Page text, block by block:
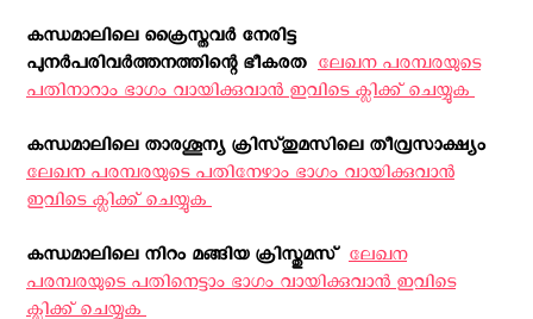
കന്ധമാലിലെ ക്രൈസ്തവര്‍ നേരിട്ട
പുനര്‍പരിവര്‍ത്തനത്തിന്റെ ഭീകരത ‍ ലേഖന പരമ്പരയുടെ
പതിനാറാം ഭാഗം വായിക്കുവാന്‍ ഇവിടെ ക്ലിക്ക് ചെയ്യുക ‍
കന്ധമാലിലെ താരശൂന്യ ക്രിസ്‌തുമസിലെ തീവ്രസാക്ഷ്യം ‍
ലേഖന പരമ്പരയുടെ പതിനേഴാം ഭാഗം വായിക്കുവാന്‍
ഇവിടെ ക്ലിക്ക് ചെയ്യുക ‍
കന്ധമാലിലെ നിറം മങ്ങിയ ക്രിസ്തുമസ് ‍ ലേഖന
പരമ്പരയുടെ പതിനെട്ടാം ഭാഗം വായിക്കുവാന്‍ ഇവിടെ
ക്ലിക്ക് ചെയ്യുക ‍